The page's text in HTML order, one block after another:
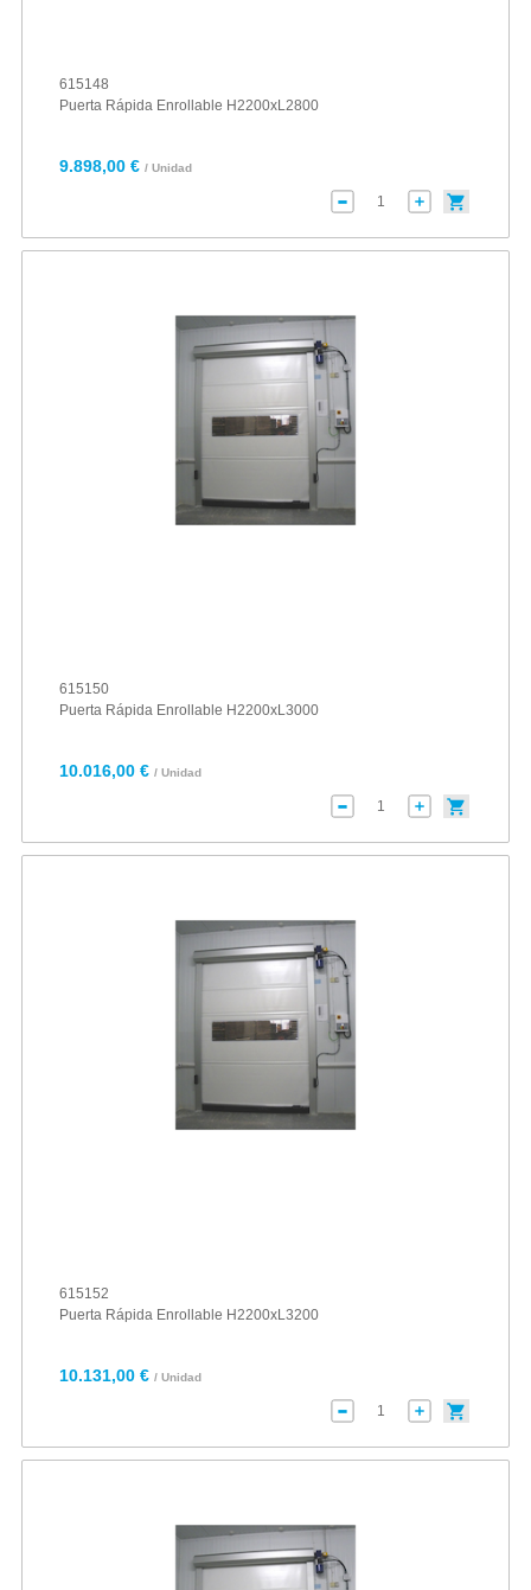
615148
Puerta Rápida Enrollable H2200xL2800
9.898,00 € / Unidad
615150
Puerta Rápida Enrollable H2200xL3000
10.016,00 € / Unidad
615152
Puerta Rápida Enrollable H2200xL3200
10.131,00 € / Unidad